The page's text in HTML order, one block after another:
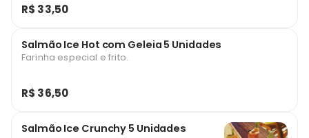
R$ 33,50
Salmão Ice Hot com Geleia 5 Unidades
Farinha especial e frito.
R$ 36,50
Salmão Ice Crunchy 5 Unidades